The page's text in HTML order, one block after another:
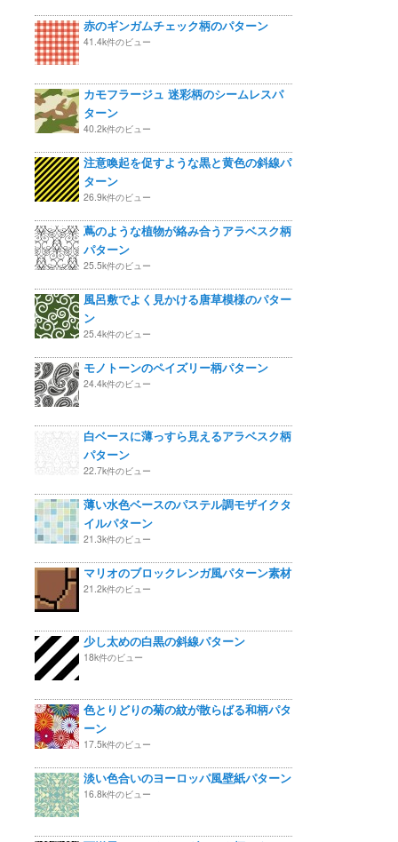
赤のギンガムチェック柄のパターン
41.4k件のビュー
カモフラージュ 迷彩柄のシームレスパ
ターン
40.2k件のビュー
注意喚起を促すような黒と黄色の斜線パ
ターン
26.9k件のビュー
蔦のような植物が絡み合うアラベスク柄
パターン
25.5k件のビュー
風呂敷でよく見かける唐草模様のパター
ン
25.4k件のビュー
モノトーンのペイズリー柄パターン
24.4k件のビュー
白ベースに薄っすら見えるアラベスク柄
パターン
22.7k件のビュー
薄い水色ベースのパステル調モザイクタ
イルパターン
21.3k件のビュー
マリオのブロックレンガ風パターン素材
21.2k件のビュー
少し太めの白黒の斜線パターン
18k件のビュー
色とりどりの菊の紋が散らばる和柄パタ
ーン
17.5k件のビュー
淡い色合いのヨーロッパ風壁紙パターン
16.8k件のビュー